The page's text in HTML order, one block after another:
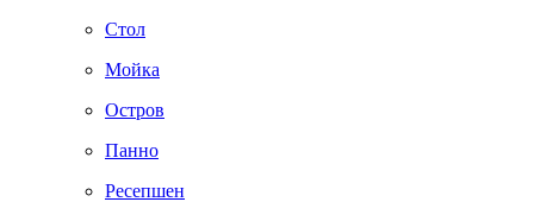
Стол
Мойка
Остров
Панно
Ресепшен